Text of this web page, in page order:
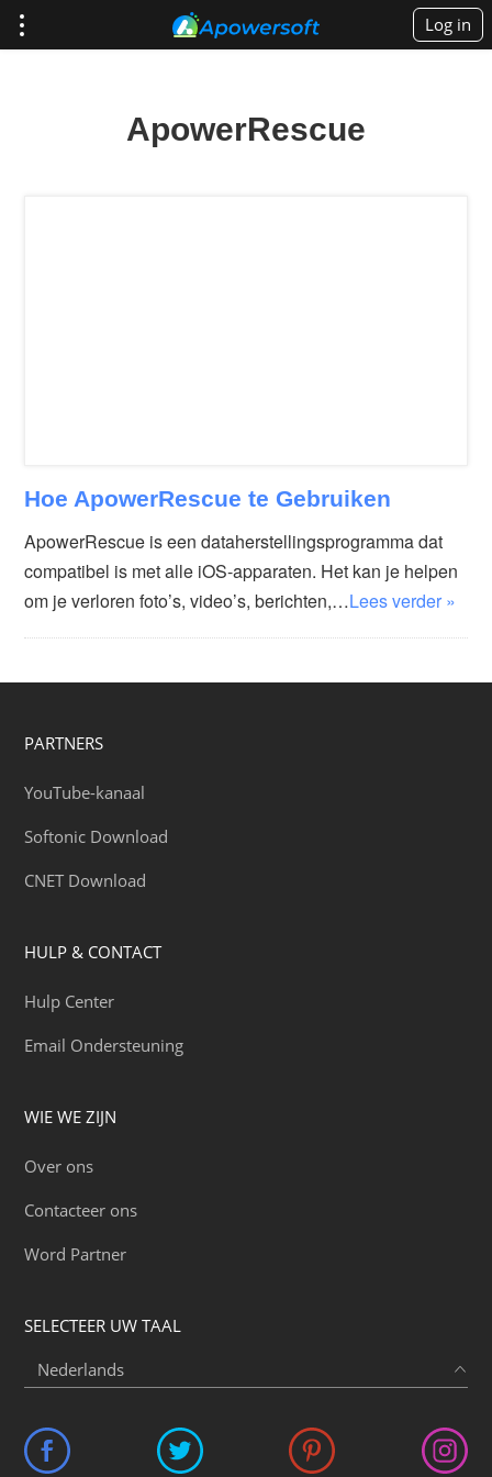
Log in
ApowerRescue
Hoe ApowerRescue te Gebruiken
ApowerRescue is een dataherstellingsprogramma dat
compatibel is met alle iOS-apparaten. Het kan je helpen
om je verloren foto’s, video’s, berichten,…Lees verder »
PARTNERS
YouTube-kanaal
Softonic Download
CNET Download
HULP & CONTACT
Hulp Center
Email Ondersteuning
WIE WE ZIJN
Over ons
Contacteer ons
Word Partner
SELECTEER UW TAAL